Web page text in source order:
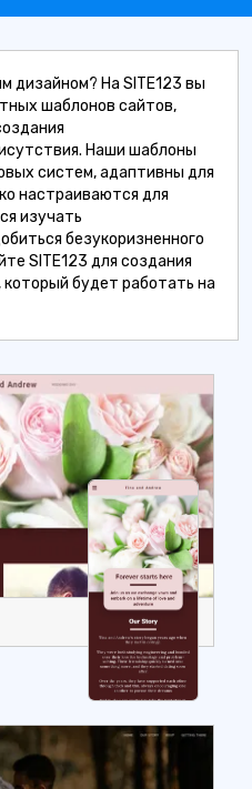
дизайном? На SITE123 вы
шаблонов сайтов,
Наши шаблоны
систем, адаптивны для
настраиваются для
изучать
безукоризненного
SITE123 для создания
будет работать на